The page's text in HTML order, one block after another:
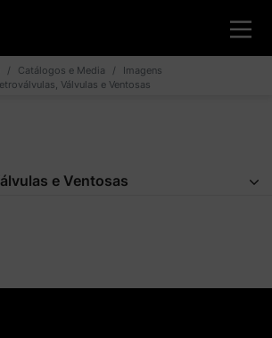
Catálogos e Media
Imagens
Válvulas e Ventosas
e Ventosas